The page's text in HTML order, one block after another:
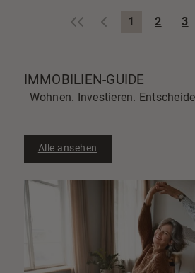
« ‹ 1 2 3
IMMOBILIEN-GUIDE
Wohnen. Investieren.
Alle ansehen